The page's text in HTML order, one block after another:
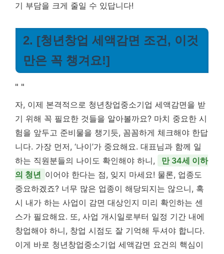
기 부담을 크게 줄일 수 있답니다!
2. [청년창업 세액감면 조건, 이것
만은 꼭 챙겨요!]
" "
자, 이제 본격적으로 청년창업중소기업 세액감면을 받
기 위해 꼭 필요한 것들을 알아볼까요? 마치 중요한 시
험을 앞두고 준비물을 챙기듯, 꼼꼼하게 체크해야 한답
니다. 가장 먼저, ‘나이’가 중요해요. 대표님과 함께 일
하는 직원분들의 나이도 확인해야 하니,
만 34세 이하
의 청년 이어야 한다는 점, 잊지 마세요! 물론, 업종도
중요하겠죠? 너무 많은 업종이 해당되지는 않으니, 혹
시 내가 하는 사업이 감면 대상인지 미리 확인하는 센
스가 필요해요. 또, 사업 개시일로부터 일정 기간 내에
창업해야 하니, 창업 시점도 잘 기억해 두셔야 합니다.
이게 바로 청년창업중소기업 세액감면 요건의 핵심이